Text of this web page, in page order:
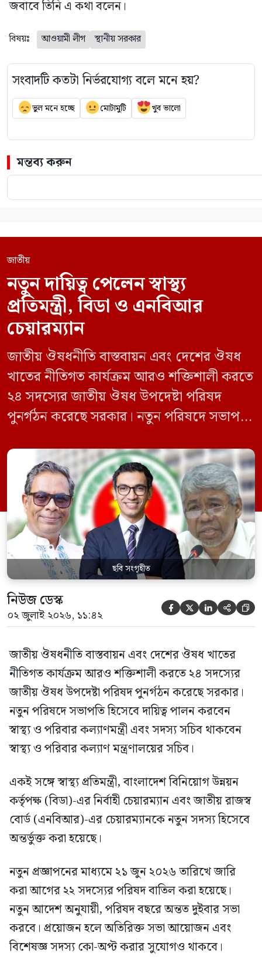
জবাবে তিনি এ কথা বলেন।
বিষয়ঃ আওয়ামী লীগ স্থানীয় সরকার
সংবাদটি কতটা নির্ভরযোগ্য বলে মনে হয়?
ভুল মনে হচ্ছে মোটামুটি খুব ভালো
মন্তব্য করুন
জাতীয়
নতুন দায়িত্ব পেলেন স্বাস্থ্য
প্রতিমন্ত্রী, বিডা ও এনবিআর
চেয়ারম্যান
জাতীয় ঔষধনীতি বাস্তবায়ন এবং দেশের ঔষধ
খাতের নীতিগত কার্যক্রম আরও শক্তিশালী করতে
২৪ সদস্যের জাতীয় ঔষধ উপদেষ্টা পরিষদ
পুনর্গঠন করেছে সরকার। নতুন পরিষদে সভাপতি
কল্যাণমন্ত্রী এবং সদস্য সচিব থাকবেন স্বাস্থ্য ও
পরিবার কল্যাণ মন্ত্রণালয়ের সচিব। একই সঙ্গে
স্বাস্থ্য প্রতিমন্ত্রী, বাংলাদেশ বিনিয়োগ উন্নয়ন
কর্তৃপক্ষ (বিডা)-এর নির্বাহী চেয়ারম্যান এবং
জাতীয় […]
ছবি সংগৃহীত
নিউজ ডেস্ক
০২ জুলাই ২০২৬, ১১:৪২     
জাতীয় ঔষধনীতি বাস্তবায়ন এবং দেশের ঔষধ খাতের
নীতিগত কার্যক্রম আরও শক্তিশালী করতে ২৪ সদস্যের
জাতীয় ঔষধ উপদেষ্টা পরিষদ পুনর্গঠন করেছে সরকার।
নতুন পরিষদে সভাপতি হিসেবে দায়িত্ব পালন করবেন
স্বাস্থ্য ও পরিবার কল্যাণমন্ত্রী এবং সদস্য সচিব থাকবেন
স্বাস্থ্য ও পরিবার কল্যাণ মন্ত্রণালয়ের সচিব।
একই সঙ্গে স্বাস্থ্য প্রতিমন্ত্রী, বাংলাদেশ বিনিয়োগ উন্নয়ন
কর্তৃপক্ষ (বিডা)-এর নির্বাহী চেয়ারম্যান এবং জাতীয় রাজস্ব
বোর্ড (এনবিআর)-এর চেয়ারম্যানকে নতুন সদস্য হিসেবে
অন্তর্ভুক্ত করা হয়েছে।
নতুন প্রজ্ঞাপনের মাধ্যমে ২১ জুন ২০২৬ তারিখে জারি
করা আগের ২২ সদস্যের পরিষদ বাতিল করা হয়েছে।
নতুন আদেশ অনুযায়ী, পরিষদ বছরে অন্তত দুইবার সভা
করবে। প্রয়োজন হলে অতিরিক্ত সভা আয়োজন এবং
বিশেষজ্ঞ সদস্য কো-অপ্ট করার সুযোগও থাকবে।